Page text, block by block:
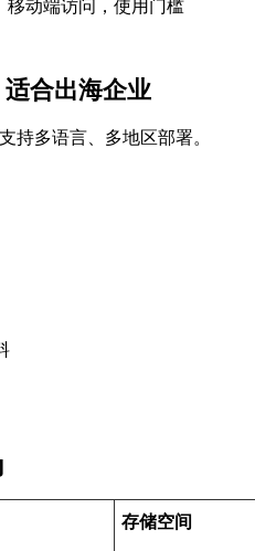
移动端访问，使用门槛
合出海企业
持多语言、多地区部署。
存储空间